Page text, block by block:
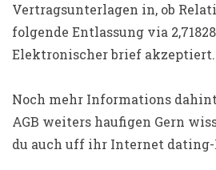
Vertragsunterlagen in, ob
folgende Entlassung via
Elektronischer brief akzeptiert.
Noch mehr Informations
AGB weiters haufigen Gern
du auch uff ihr Internet dating-